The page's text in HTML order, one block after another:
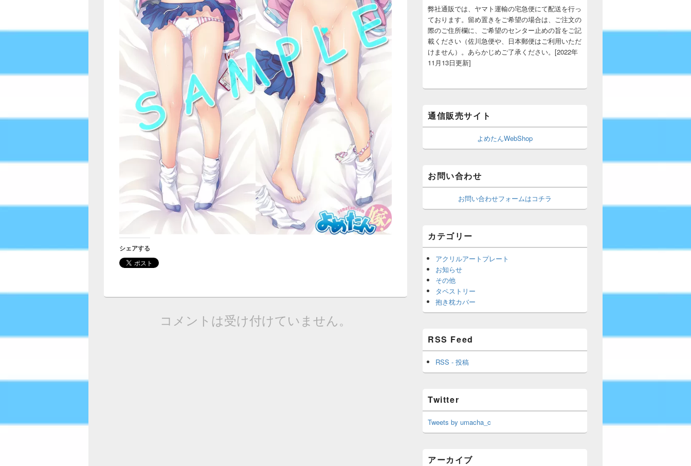
シェアする
コメントは受け付けていません。
弊社通販では、ヤマト運輸の宅急便にて配送を行っ
ております。留め置きをご希望の場合は、ご注文の
際のご住所欄に、ご希望のセンター止めの旨をご記
載ください（佐川急便や、日本郵便はご利用いただ
けません）。あらかじめご了承ください。[2022年
11月13日更新]
通信販売サイト
よめたんWebShop
お問い合わせ
お問い合わせフォームはコチラ
カテゴリー
アクリルアートプレート
お知らせ
その他
タペストリー
抱き枕カバー
RSS Feed
RSS - 投稿
Twitter
Tweets by umacha_c
アーカイブ